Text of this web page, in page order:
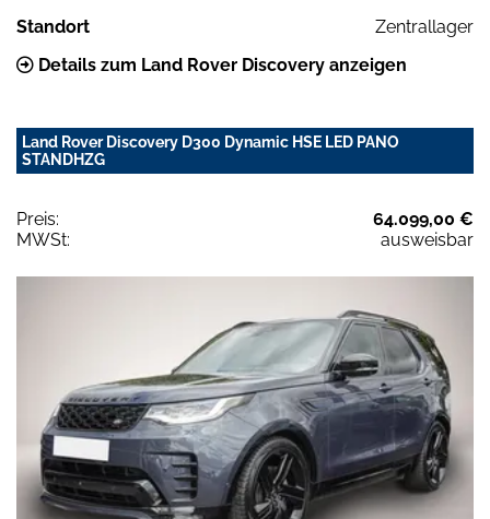
Standort
Zentrallager
Details zum Land Rover Discovery anzeigen
Land Rover Discovery D300 Dynamic HSE LED PANO
STANDHZG
Preis:
64.099,00 €
MWSt:
ausweisbar